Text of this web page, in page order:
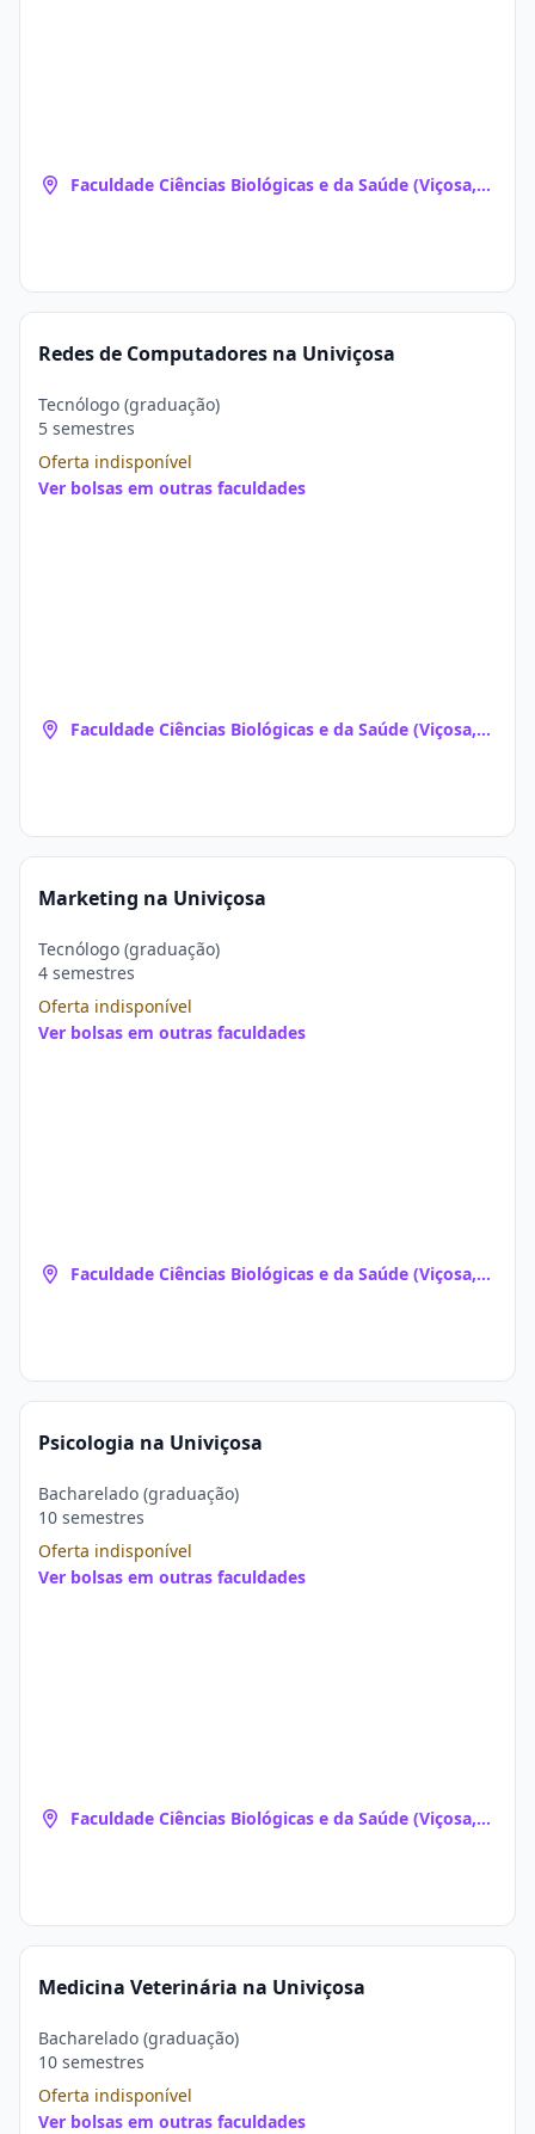
Faculdade Ciências Biológicas e da Saúde (Viçosa,
Redes de Computadores na Univiçosa
Tecnólogo (graduação)
5 semestres
Oferta indisponível
Ver bolsas em outras faculdades
Faculdade Ciências Biológicas e da Saúde (Viçosa,
Marketing na Univiçosa
Tecnólogo (graduação)
4 semestres
Oferta indisponível
Ver bolsas em outras faculdades
Faculdade Ciências Biológicas e da Saúde (Viçosa,
Psicologia na Univiçosa
Bacharelado (graduação)
10 semestres
Oferta indisponível
Ver bolsas em outras faculdades
Faculdade Ciências Biológicas e da Saúde (Viçosa,
Medicina Veterinária na Univiçosa
Bacharelado (graduação)
10 semestres
Oferta indisponível
Ver bolsas em outras faculdades